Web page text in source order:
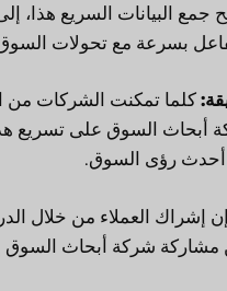
البيانات السريع هذا،
بسرعة مع تحولات
كلما تمكنت الشركات من
السوق على تسريع هذه
أحدث رؤى السوق.
إن إشراك العملاء من خلال
مشاركة شركة أبحاث السوق